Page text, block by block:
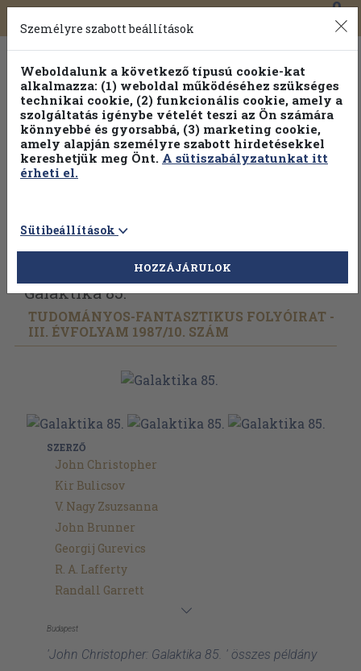
Toggle
navigation
0
Vissza az előző oldalra Válasszon példányt
Galaktika 85.
TUDOMÁNYOS-FANTASZTIKUS FOLYÓIRAT -
III. ÉVFOLYAM 1987/10. SZÁM
SZERZŐ
John Christopher
Kir Bulicsov
V. Nagy Zsuzsanna
John Brunner
Georgij Gurevics
R. A. Lafferty
Randall Garrett
Budapest
'John Christopher: Galaktika 85. ' összes példány
Személyre szabott beállítások
Weboldalunk a következő típusú cookie-kat
alkalmazza: (1) weboldal működéséhez szükséges
technikai cookie, (2) funkcionális cookie, amely a
szolgáltatás igénybe vételét teszi az Ön számára
könnyebbé és gyorsabbá, (3) marketing cookie,
amely alapján személyre szabott hirdetésekkel
kereshetjük meg Önt. A sütiszabályzatunkat itt
érheti el.
Sütibeállítások
HOZZÁJÁRULOK